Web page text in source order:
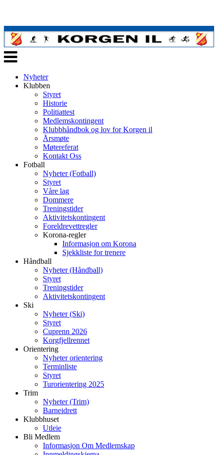
Veksle
navigasjon
Nyheter
Klubben
Styret
Historie
Politiattest
Medlemskontingent
Klubbhåndbok og lov for Korgen il
Årsmøte
Møtereferat
Kontakt Oss
Fotball
Nyheter (Fotball)
Styret
Våre lag
Dommere
Treningstider
Aktivitetskontingent
Foreldrevettregler
Korona-regler
Informasjon om Korona
Sjekkliste for trenere
Håndball
Nyheter (Håndball)
Styret
Treningstider
Aktivitetskontingent
Ski
Nyheter (Ski)
Styret
Cuprenn 2026
Korgfjellrennet
Orientering
Nyheter orientering
Terminliste
Styret
Turorientering 2025
Trim
Nyheter (Trim)
Barneidrett
Klubbhuset
Utleie
Bli Medlem
Informasjon Om Medlemskap